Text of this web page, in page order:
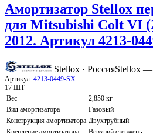
Амортизатор Stellox
для Mitsubishi Colt VI
2012. Артикул 4213-
Stellox · РоссияStellox —
Артикул: 4213-0449-SX
17 ШТ
Вес
2,850 кг
Вид амортизатора
Газовый
Конструкция амортизатора Двухтрубный